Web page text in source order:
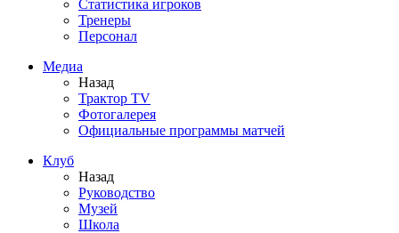
Статистика игроков
Тренеры
Персонал
Медиа
Назад
Трактор TV
Фотогалерея
Официальные программы матчей
Клуб
Назад
Руководство
Музей
Школа